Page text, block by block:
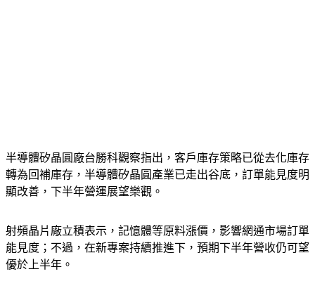
半導體矽晶圓廠台勝科觀察指出，客戶庫存策略已從去化庫存
轉為回補庫存，半導體矽晶圓產業已走出谷底，訂單能見度明
顯改善，下半年營運展望樂觀。
射頻晶片廠立積表示，記憶體等原料漲價，影響網通市場訂單
能見度；不過，在新專案持續推進下，預期下半年營收仍可望
優於上半年。